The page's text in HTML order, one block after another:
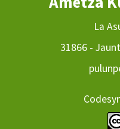
La
31866 -